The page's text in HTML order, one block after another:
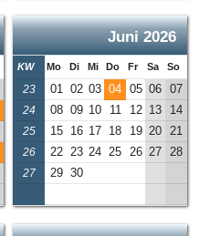
Juni 2026
KW Mo Di Mi Do Fr Sa So
23 01 02 03 04 05 06 07
24 08 09 10 11 12 13 14
25 15 16 17 18 19 20 21
26 22 23 24 25 26 27 28
27 29 30